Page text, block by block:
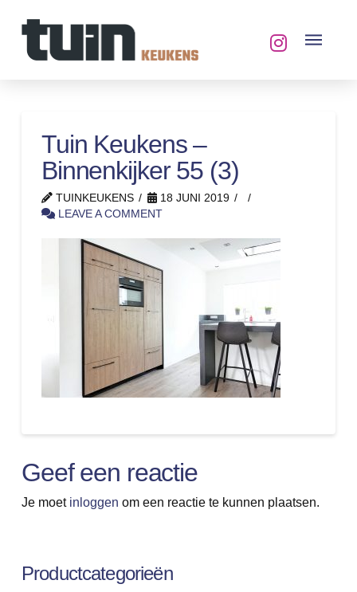
Tuin Keukens –
Binnenkijker 55 (3)
TUINKEUKENS
18 JUNI 2019
LEAVE A COMMENT
Geef een reactie
Je moet inloggen om een reactie te kunnen plaatsen.
Productcategorieën